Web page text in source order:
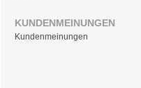
KUNDENMEINUNGEN
Kundenmeinungen